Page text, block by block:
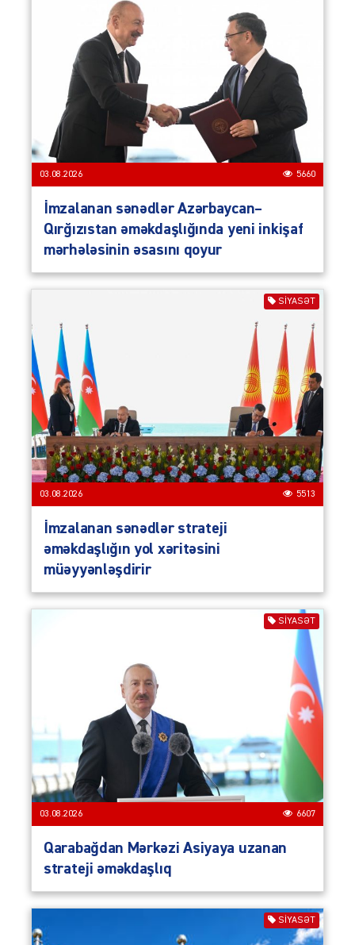
03.08.2026 5660
İmzalanan sənədlər Azərbaycan–
Qırğızıstan əməkdaşlığında yeni inkişaf
mərhələsinin əsasını qoyur
SIYASƏT
03.08.2026 5513
İmzalanan sənədlər strateji
əməkdaşlığın yol xəritəsini
müəyyənləşdirir
SIYASƏT
03.08.2026 6607
Qarabağdan Mərkəzi Asiyaya uzanan
strateji əməkdaşlıq
SIYASƏT